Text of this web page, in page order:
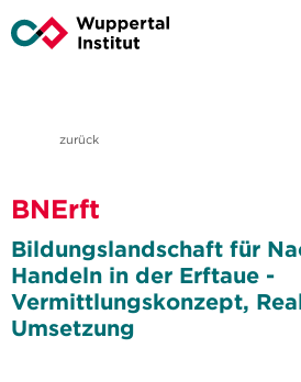
zurück
BNErft
Bildungslandschaft für
Handeln in der Erftaue -
Vermittlungskonzept,
Umsetzung